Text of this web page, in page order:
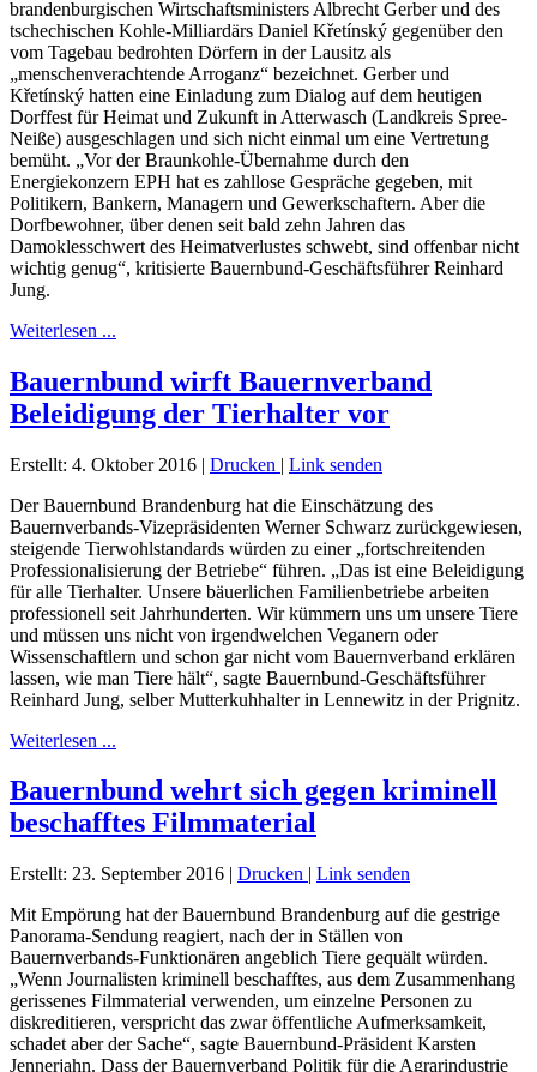
brandenburgischen Wirtschaftsministers Albrecht Gerber und des
tschechischen Kohle-Milliardärs Daniel Křetínský gegenüber den
vom Tagebau bedrohten Dörfern in der Lausitz als
„menschenverachtende Arroganz“ bezeichnet. Gerber und
Křetínský hatten eine Einladung zum Dialog auf dem heutigen
Dorffest für Heimat und Zukunft in Atterwasch (Landkreis Spree-
Neiße) ausgeschlagen und sich nicht einmal um eine Vertretung
bemüht. „Vor der Braunkohle-Übernahme durch den
Energiekonzern EPH hat es zahllose Gespräche gegeben, mit
Politikern, Bankern, Managern und Gewerkschaftern. Aber die
Dorfbewohner, über denen seit bald zehn Jahren das
Damoklesschwert des Heimatverlustes schwebt, sind offenbar nicht
wichtig genug“, kritisierte Bauernbund-Geschäftsführer Reinhard
Jung.
Weiterlesen ...
Bauernbund wirft Bauernverband
Beleidigung der Tierhalter vor
Erstellt: 4. Oktober 2016 | Drucken | Link senden
Der Bauernbund Brandenburg hat die Einschätzung des
Bauernverbands-Vizepräsidenten Werner Schwarz zurückgewiesen,
steigende Tierwohlstandards würden zu einer „fortschreitenden
Professionalisierung der Betriebe“ führen. „Das ist eine Beleidigung
für alle Tierhalter. Unsere bäuerlichen Familienbetriebe arbeiten
professionell seit Jahrhunderten. Wir kümmern uns um unsere Tiere
und müssen uns nicht von irgendwelchen Veganern oder
Wissenschaftlern und schon gar nicht vom Bauernverband erklären
lassen, wie man Tiere hält“, sagte Bauernbund-Geschäftsführer
Reinhard Jung, selber Mutterkuhhalter in Lennewitz in der Prignitz.
Weiterlesen ...
Bauernbund wehrt sich gegen kriminell
beschafftes Filmmaterial
Erstellt: 23. September 2016 | Drucken | Link senden
Mit Empörung hat der Bauernbund Brandenburg auf die gestrige
Panorama-Sendung reagiert, nach der in Ställen von
Bauernverbands-Funktionären angeblich Tiere gequält würden.
„Wenn Journalisten kriminell beschafftes, aus dem Zusammenhang
gerissenes Filmmaterial verwenden, um einzelne Personen zu
diskreditieren, verspricht das zwar öffentliche Aufmerksamkeit,
schadet aber der Sache“, sagte Bauernbund-Präsident Karsten
Jennerjahn. Dass der Bauernverband Politik für die Agrarindustrie